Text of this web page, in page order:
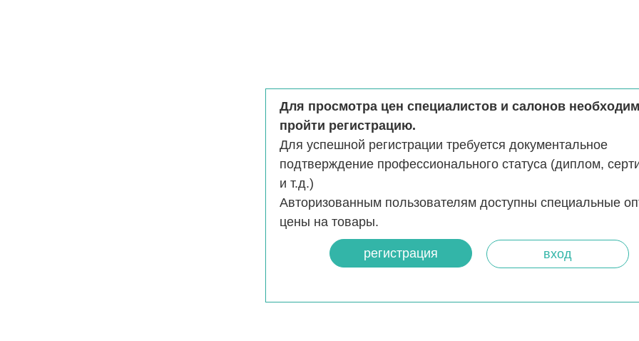
Для просмотра цен специалистов и салонов
пройти регистрацию.
Для успешной регистрации требуется документальное
подтверждение профессионального статуса (диплом,
и т.д.)
Авторизованным пользователям доступны специальные
цены на товары.
регистрация вход